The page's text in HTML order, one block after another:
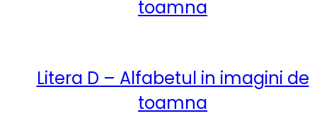
toamna
Litera D – Alfabetul in imagini de
toamna